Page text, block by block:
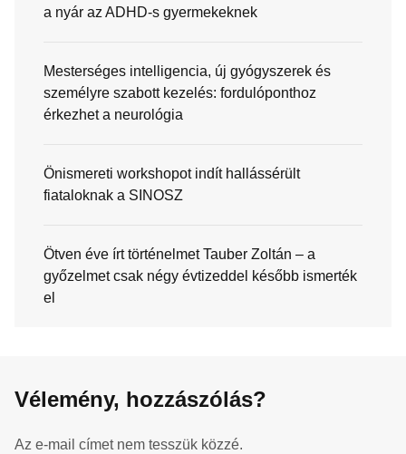
a nyár az ADHD-s gyermekeknek
Mesterséges intelligencia, új gyógyszerek és
személyre szabott kezelés: fordulóponthoz
érkezhet a neurológia
Önismereti workshopot indít hallássérült
fiataloknak a SINOSZ
Ötven éve írt történelmet Tauber Zoltán – a
győzelmet csak négy évtizeddel később ismerték
el
Vélemény, hozzászólás?
Az e-mail címet nem tesszük közzé.